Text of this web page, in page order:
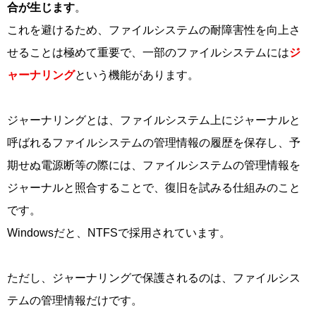
合が生じます。
これを避けるため、ファイルシステムの耐障害性を向上さ
せることは極めて重要で、一部のファイルシステムにはジ
ャーナリングという機能があります。
ジャーナリングとは、ファイルシステム上にジャーナルと
呼ばれるファイルシステムの管理情報の履歴を保存し、予
期せぬ電源断等の際には、ファイルシステムの管理情報を
ジャーナルと照合することで、復旧を試みる仕組みのこと
です。
Windowsだと、NTFSで採用されています。
ただし、ジャーナリングで保護されるのは、ファイルシス
テムの管理情報だけです。